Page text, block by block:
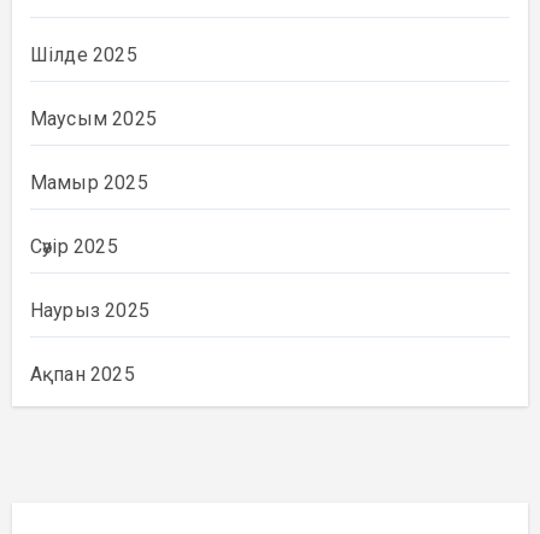
Шілде 2025
Маусым 2025
Мамыр 2025
Сәуір 2025
Наурыз 2025
Ақпан 2025